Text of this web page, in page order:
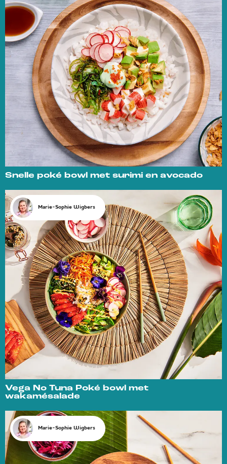
Snelle poké bowl met surimi en avocado
Marie-Sophie Wigbers
Vega No Tuna Poké bowl met
wakamésalade
Marie-Sophie Wigbers